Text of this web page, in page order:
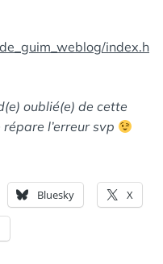
index.h
oublié(e) de cette
l’erreur svp
Bluesky X